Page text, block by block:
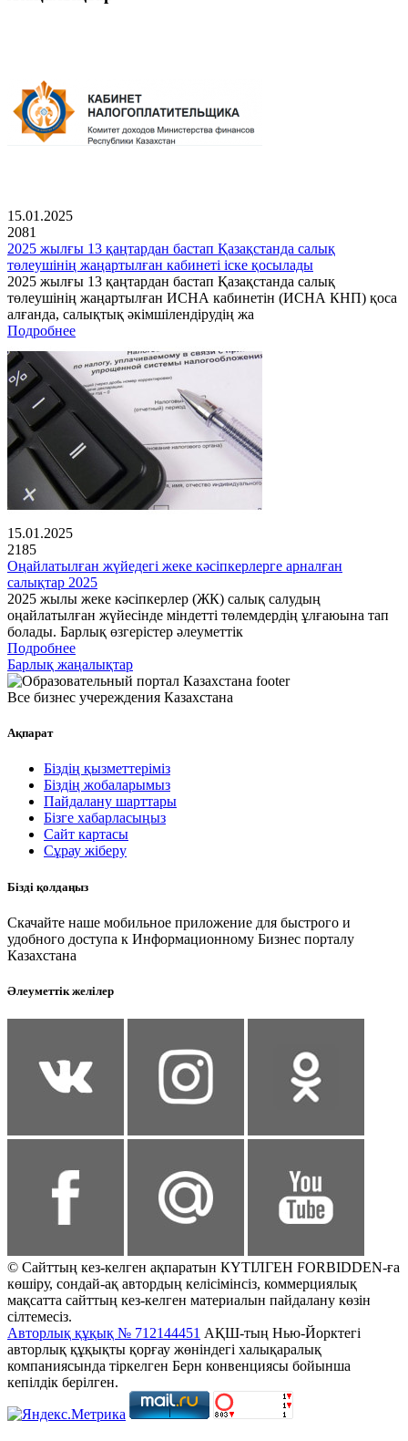
15.01.2025
2081
2025 жылғы 13 қаңтардан бастап Қазақстанда салық
төлеушінің жаңартылған кабинеті іске қосылады
2025 жылғы 13 қаңтардан бастап Қазақстанда салық
төлеушінің жаңартылған ИСНА кабинетін (ИСНА КНП) қоса
алғанда, салықтық әкімшілендірудің жа
Подробнее
15.01.2025
2185
Оңайлатылған жүйедегі жеке кәсіпкерлерге арналған
салықтар 2025
2025 жылы жеке кәсіпкерлер (ЖК) салық салудың
оңайлатылған жүйесінде міндетті төлемдердің ұлғаюына тап
болады. Барлық өзгерістер әлеуметтік
Подробнее
Барлық жаңалықтар
Все бизнес учереждения Казахстана
Ақпарат
Біздің қызметтеріміз
Біздің жобаларымыз
Пайдалану шарттары
Бізге хабарласыңыз
Сайт картасы
Сұрау жіберу
Бізді қолдаңыз
Скачайте наше мобильное приложение для быстрого и
удобного доступа к Информационному Бизнес порталу
Казахстана
Әлеуметтік желілер
© Сайттың кез-келген ақпаратын КҮТІЛГЕН FORBIDDEN-ға
көшіру, сондай-ақ автордың келісімінсіз, коммерциялық
мақсатта сайттың кез-келген материалын пайдалану көзін
сілтемесіз.
Авторлық құқық № 712144451 АҚШ-тың Нью-Йорктегі
авторлық құқықты қорғау жөніндегі халықаралық
компаниясында тіркелген Берн конвенциясы бойынша
кепілдік берілген.